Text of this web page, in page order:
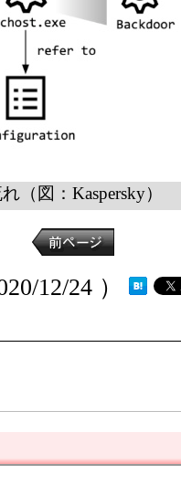
（図：Kaspersky）
12/24 ）